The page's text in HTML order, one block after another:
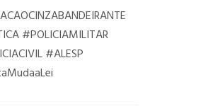
#POLICIAMILITAR
#ALESP